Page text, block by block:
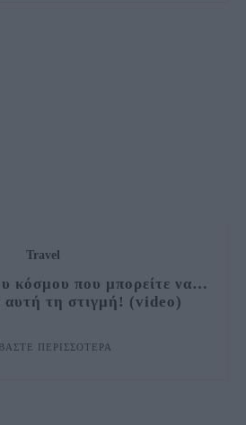
Travel
κόσμου που μπορείτε να…
αυτή τη στιγμή! (video)
ΠΕΡΙΣΣΌΤΕΡΑ